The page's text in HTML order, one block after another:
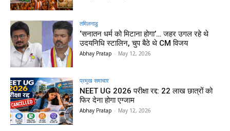
तमिलनाडु
‘सनातन धर्म को मिटाना होगा’… जहर उगल रहे थे
उदयनिधि स्टालिन, चुप बैठे थे CM विजय
Abhay Pratap - May 12, 2026
प्रमुख समाचार‎
NEET UG 2026 परीक्षा रद्द: 22 लाख छात्रों को
फिर देना होगा एग्जाम
Abhay Pratap - May 12, 2026